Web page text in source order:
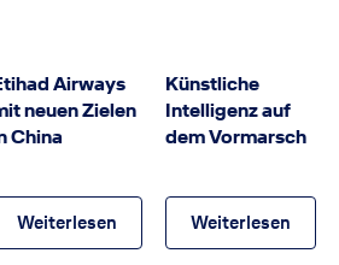
Airways
neuen Zielen
China
Weiterlesen
Künstliche
Intelligenz auf
dem Vormarsch
Weiterlesen